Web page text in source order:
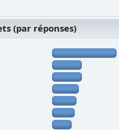
(par réponses)